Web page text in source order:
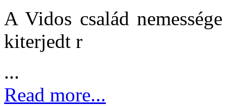
A Vidos család
kiterjedt r
...
Read more...